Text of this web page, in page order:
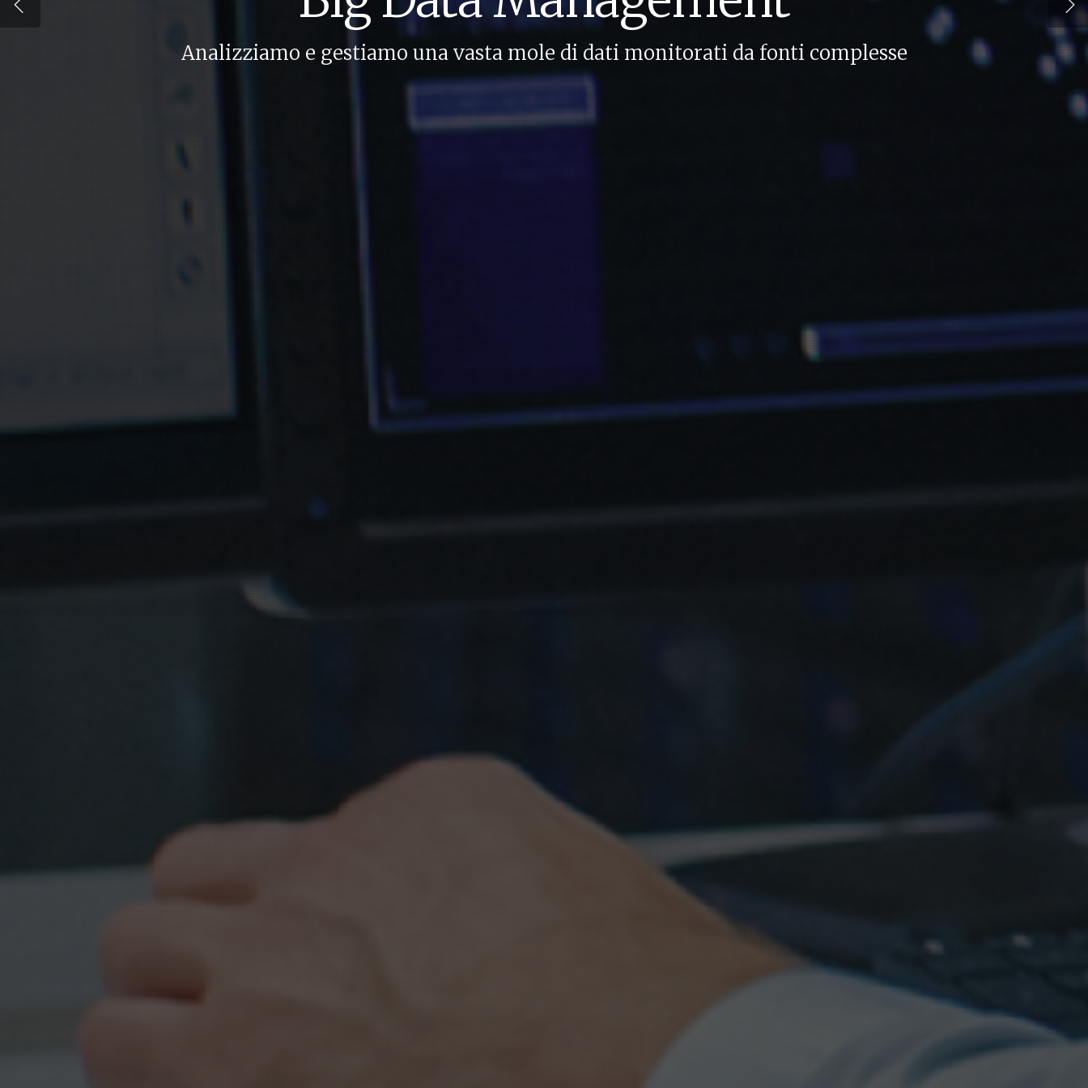
Analizziamo e gestiamo una vasta mole di dati monitorati da fonti complesse